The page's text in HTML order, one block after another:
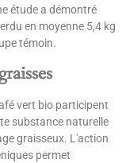
étude a démontré
en moyenne 5,4 kg
témoin.
vert bio participent
substance naturelle
graisseux. L'action
permet